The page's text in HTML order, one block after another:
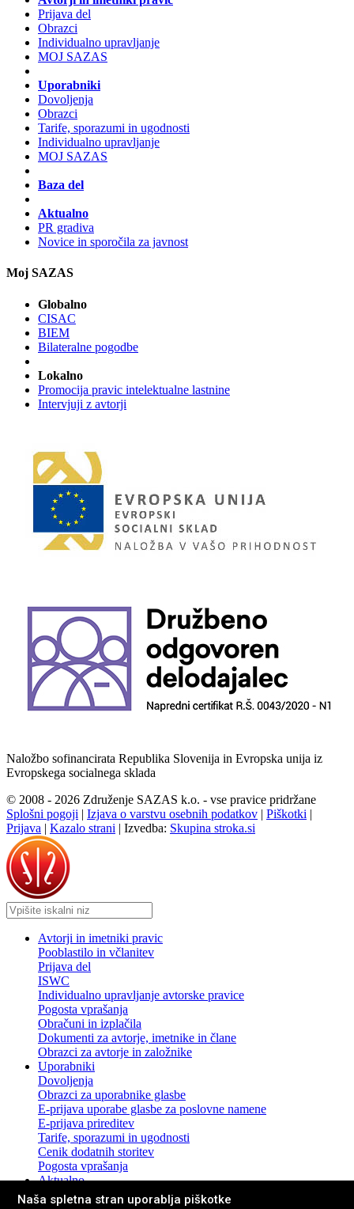
Prijava del
Obrazci
Individualno upravljanje
MOJ SAZAS
Uporabniki
Dovoljenja
Obrazci
Tarife, sporazumi in ugodnosti
Individualno upravljanje
MOJ SAZAS
Baza del
Aktualno
PR gradiva
Novice in sporočila za javnost
Moj SAZAS
Globalno
CISAC
BIEM
Bilateralne pogodbe
Lokalno
Promocija pravic intelektualne lastnine
Intervjuji z avtorji
Naložbo sofinancirata Republika Slovenija in Evropska unija iz
Evropskega socialnega sklada
© 2008 - 2026 Združenje SAZAS k.o. - vse pravice pridržane
Splošni pogoji | Izjava o varstvu osebnih podatkov | Piškotki |
Prijava | Kazalo strani | Izvedba: Skupina stroka.si
Avtorji in imetniki pravic
Pooblastilo in včlanitev
Prijava del
ISWC
Individualno upravljanje avtorske pravice
Pogosta vprašanja
Obračuni in izplačila
Dokumenti za avtorje, imetnike in člane
Obrazci za avtorje in založnike
Uporabniki
Dovoljenja
Obrazci za uporabnike glasbe
E-prijava uporabe glasbe za poslovne namene
E-prijava prireditev
Tarife, sporazumi in ugodnosti
Cenik dodatnih storitev
Pogosta vprašanja
Aktualno
Novice in sporočila za javnost
Naša spletna stran uporablja piškotke